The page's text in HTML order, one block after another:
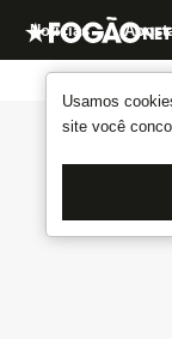
Usamos
site você
Notícias